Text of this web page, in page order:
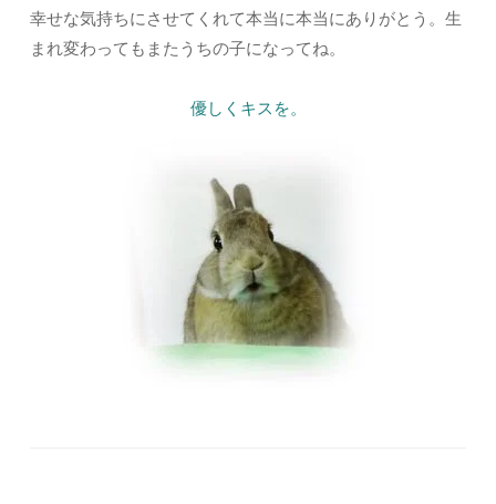
幸せな気持ちにさせてくれて本当に本当にありがとう。生
まれ変わってもまたうちの子になってね。
優しくキスを。